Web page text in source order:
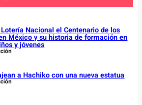
Nacional el Centenario de los
México y su historia de formación en
y jóvenes
a Hachiko con una nueva estatua